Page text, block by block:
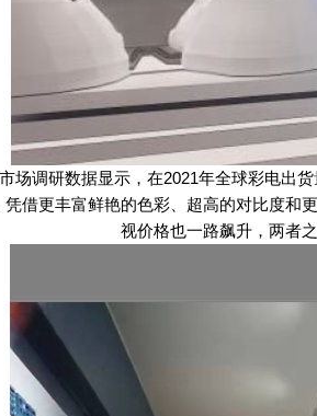
调研数据显示，在2021年全球彩电出货
更丰富鲜艳的色彩、超高的对比度和
视价格也一路飙升，两者